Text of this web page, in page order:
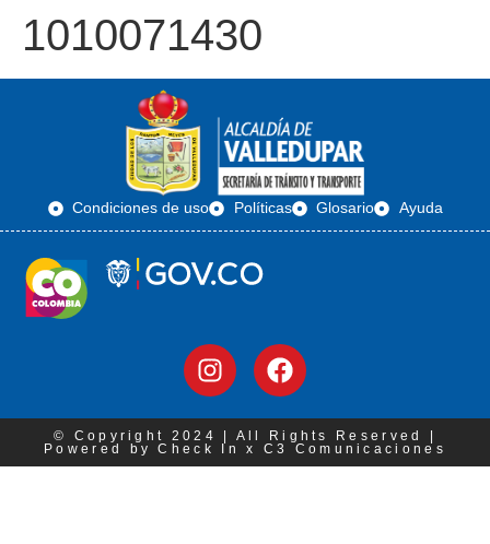
1010071430
Condiciones de uso Políticas Glosario Ayuda
© Copyright 2024 | All Rights Reserved |
Powered by Check In x C3 Comunicaciones